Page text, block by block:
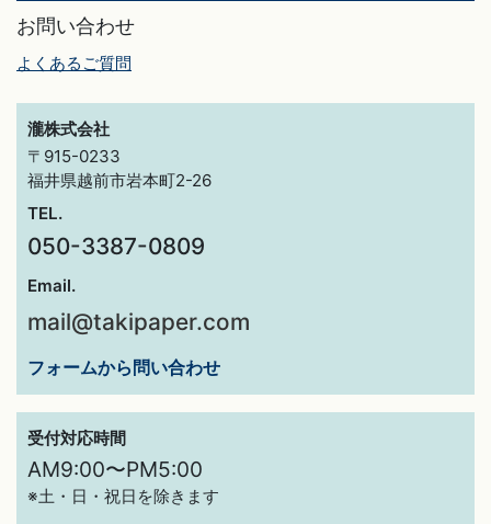
お問い合わせ
よくあるご質問
瀧株式会社
〒915-0233
福井県越前市岩本町2-26
TEL.
050-3387-0809
Email.
mail@takipaper.com
フォームから問い合わせ
受付対応時間
AM9:00〜PM5:00
※土・日・祝日を除きます